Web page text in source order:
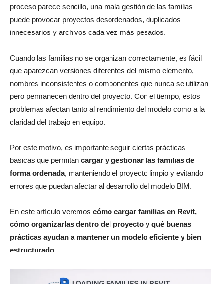
proceso parece sencillo, una mala gestión de las familias
puede provocar proyectos desordenados, duplicados
innecesarios y archivos cada vez más pesados.
Cuando las familias no se organizan correctamente, es fácil
que aparezcan versiones diferentes del mismo elemento,
nombres inconsistentes o componentes que nunca se utilizan
pero permanecen dentro del proyecto. Con el tiempo, estos
problemas afectan tanto al rendimiento del modelo como a la
claridad del trabajo en equipo.
Por este motivo, es importante seguir ciertas prácticas
básicas que permitan cargar y gestionar las familias de
forma ordenada, manteniendo el proyecto limpio y evitando
errores que puedan afectar al desarrollo del modelo BIM.
En este artículo veremos cómo cargar familias en Revit,
cómo organizarlas dentro del proyecto y qué buenas
prácticas ayudan a mantener un modelo eficiente y bien
estructurado.